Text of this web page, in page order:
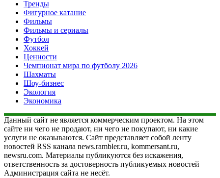
Тренды
Фигурное катание
Фильмы
Фильмы и сериалы
Футбол
Хоккей
Ценности
Чемпионат мира по футболу 2026
Шахматы
Шоу-бизнес
Экология
Экономика
Данный сайт не является коммерческим проектом. На этом
сайте ни чего не продают, ни чего не покупают, ни какие
услуги не оказываются. Сайт представляет собой ленту
новостей RSS канала news.rambler.ru, kommersant.ru,
newsru.com. Материалы публикуются без искажения,
ответственность за достоверность публикуемых новостей
Администрация сайта не несёт.